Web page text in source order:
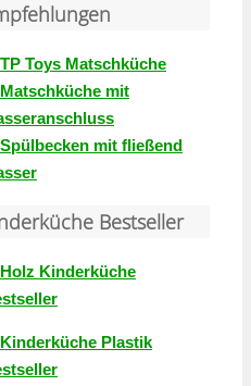
Toys Matschküche
mit
mit fließend
Bestseller
Kinderküche
Plastik